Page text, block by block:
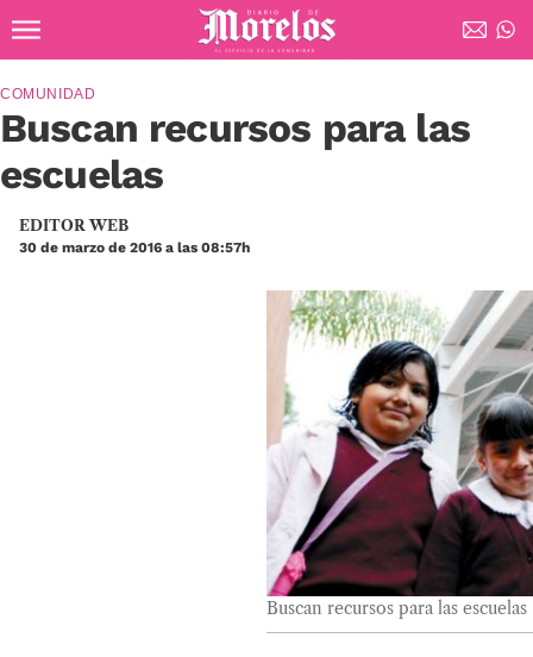
Diario de Morelos
Buscan recursos para las
escuelas
COMUNIDAD
EDITOR WEB
30 de marzo de 2016 a las 08:57h
Buscan recursos para las escuelas